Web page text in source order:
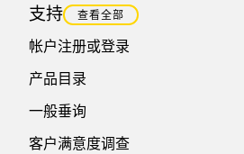
支持 查看全部
帐户注册或登录
产品目录
一般垂询
客户满意度调查